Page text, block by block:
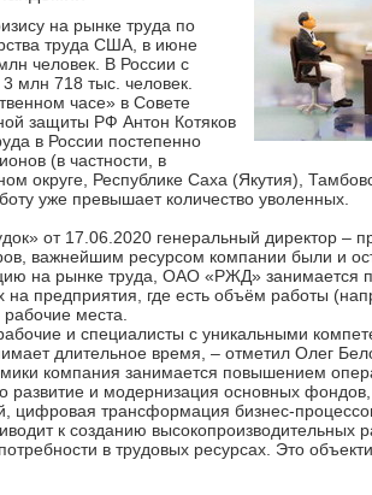
на рынке труда по
труда США, в июне
человек. В России с
млн 718 тыс. человек.
часе» в Совете
защиты РФ Антон Котяков
в России постепенно
(в частности, в
округе, Республике Саха (Якутия),
уже превышает количество уволенных.
от 17.06.2020 генеральный директор –
важнейшим ресурсом компании были и
на рынке труда, ОАО «РЖД» занимается
предприятия, где есть объём работы
места.
и специалисты с уникальными
длительное время, – отметил Олег
компания занимается повышением
развитие и модернизация основных
цифровая трансформация бизнес-
к созданию высокопроизводительных
в трудовых ресурсах. Это